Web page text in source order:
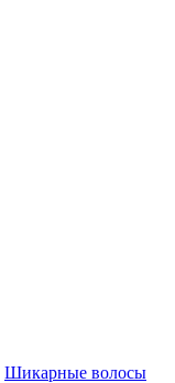
Шикарные волосы